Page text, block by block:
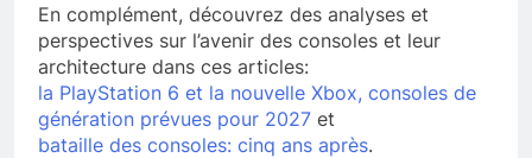
En complément, découvrez des analyses et
perspectives sur l’avenir des consoles et leur
architecture dans ces articles:
la PlayStation 6 et la nouvelle Xbox, consoles de
génération prévues pour 2027 et
bataille des consoles: cinq ans après.